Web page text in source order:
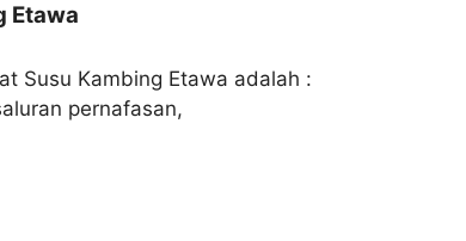
Etawa
Susu Kambing Etawa adalah :
pernafasan,